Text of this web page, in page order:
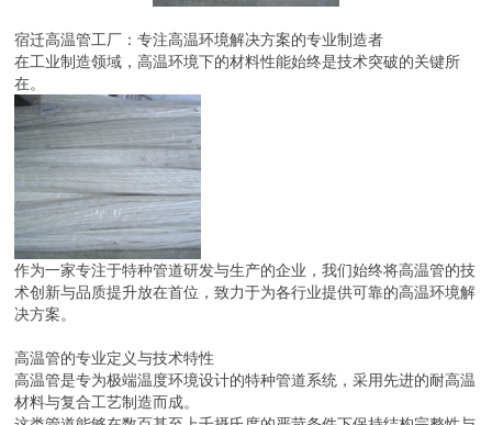
宿迁高温管工厂：专注高温环境解决方案的专业制造者
在工业制造领域，高温环境下的材料性能始终是技术突破的关键所
在。
作为一家专注于特种管道研发与生产的企业，我们始终将高温管的技
术创新与品质提升放在首位，致力于为各行业提供可靠的高温环境解
决方案。
高温管的专业定义与技术特性
高温管是专为极端温度环境设计的特种管道系统，采用先进的耐高温
材料与复合工艺制造而成。